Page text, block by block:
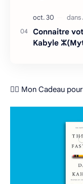
Connaitre
Kabyle
❤️‍🔥 Mon Cadeau